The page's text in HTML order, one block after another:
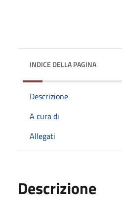
INDICE DELLA PAGINA
Descrizione
A cura di
Allegati
Descrizione